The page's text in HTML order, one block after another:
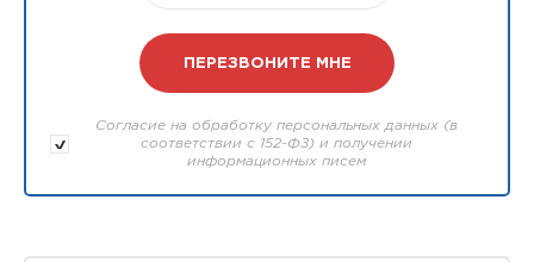
Согласие на обработку персональных данных (в
соответствии с 152-ФЗ) и получении
информационных писем